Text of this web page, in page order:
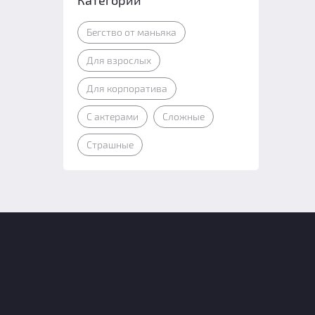
Бегство от маньяка
Для взрослых
Для корпоратива
С актерами Сложные
Страшные